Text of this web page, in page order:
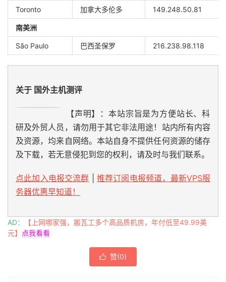
Toronto 加拿大多伦多 149.248.50.81
南美洲
São Paulo 巴西圣保罗 216.238.98.118
关于 国外主机测评
【声明】：本站宗旨是为方便站长、科
研及外贸人员，请勿用于其它非法用途！站内所有内容
及资源，均来自网络。本站自身不提供任何资源的储存
及下载，若无意侵犯到您的权利，请及时与我们联系。
点此加入电报交流群
推荐订阅电报频道，最新VPS服
务器优惠早知道！
AD：
【上网哪家强，搬瓦工多个高品质机房，年付低至49.99美
元】
点我看看
 赞(0)